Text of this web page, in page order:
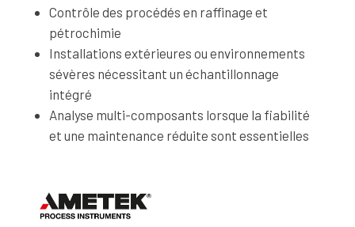
Contrôle des procédés en raffinage et
pétrochimie
Installations extérieures ou environnements
sévères nécessitant un échantillonnage
intégré
Analyse multi-composants lorsque la fiabilité
et une maintenance réduite sont essentielles